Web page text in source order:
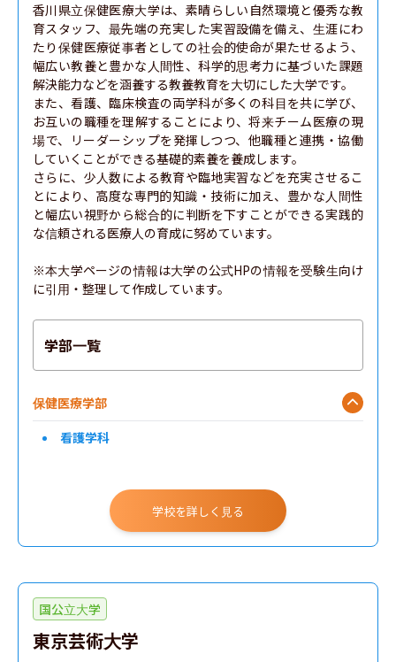
香川県立保健医療大学は、素晴らしい自然環境と優秀な教
育スタッフ、最先端の充実した実習設備を備え、生涯にわ
たり保健医療従事者としての社会的使命が果たせるよう、
幅広い教養と豊かな人間性、科学的思考力に基づいた課題
解決能力などを涵養する教養教育を大切にした大学です。
また、看護、臨床検査の両学科が多くの科目を共に学び、
お互いの職種を理解することにより、将来チーム医療の現
場で、リーダーシップを発揮しつつ、他職種と連携・協働
していくことができる基礎的素養を養成します。
さらに、少人数による教育や臨地実習などを充実させるこ
とにより、高度な専門的知識・技術に加え、豊かな人間性
と幅広い視野から総合的に判断を下すことができる実践的
な信頼される医療人の育成に努めています。
※本大学ページの情報は大学の公式HPの情報を受験生向け
に引用・整理して作成しています。
学部一覧
保健医療学部
看護学科
学校を詳しく見る
国公立大学
東京芸術大学